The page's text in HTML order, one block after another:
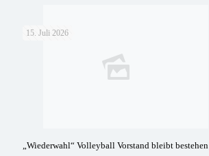
15. Juli 2026
„Wiederwahl“ Volleyball Vorstand bleibt bestehen